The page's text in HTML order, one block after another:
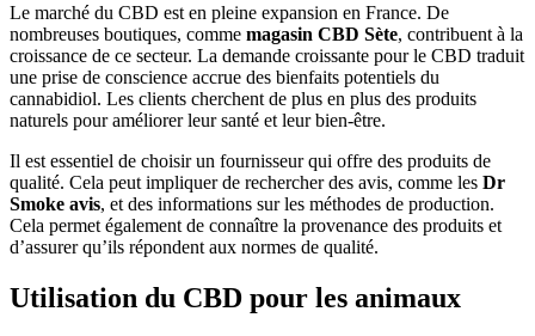
Le marché du CBD est en pleine expansion en France. De
nombreuses boutiques, comme magasin CBD Sète, contribuent à la
croissance de ce secteur. La demande croissante pour le CBD traduit
une prise de conscience accrue des bienfaits potentiels du
cannabidiol. Les clients cherchent de plus en plus des produits
naturels pour améliorer leur santé et leur bien-être.
Il est essentiel de choisir un fournisseur qui offre des produits de
qualité. Cela peut impliquer de rechercher des avis, comme les Dr
Smoke avis, et des informations sur les méthodes de production.
Cela permet également de connaître la provenance des produits et
d’assurer qu’ils répondent aux normes de qualité.
Utilisation du CBD pour les animaux